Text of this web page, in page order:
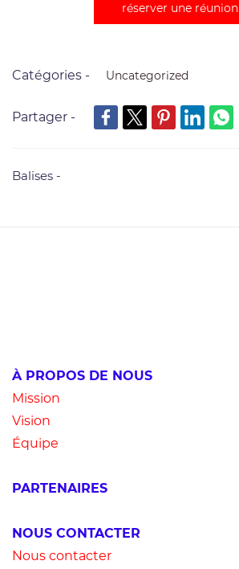
réserver une réunion
Catégories - Uncategorized
Partager -
Balises -
À PROPOS DE NOUS
Mission
Vision
Équipe
PARTENAIRES
NOUS CONTACTER
Nous contacter